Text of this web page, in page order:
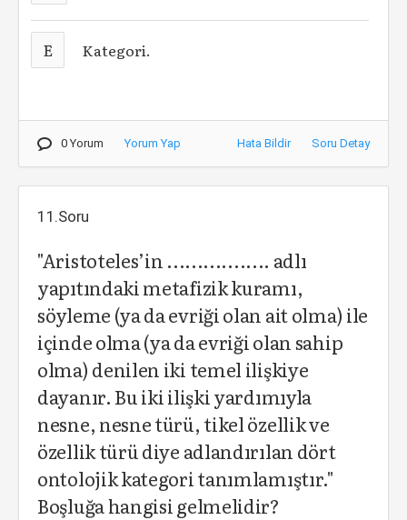
E Kategori.
0 Yorum Yorum Yap Hata Bildir Soru Detay
11.Soru
"Aristoteles’in ................. adlı
yapıtındaki metafizik kuramı,
söyleme (ya da evriği olan ait olma) ile
içinde olma (ya da evriği olan sahip
olma) denilen iki temel ilişkiye
dayanır. Bu iki ilişki yardımıyla
nesne, nesne türü, tikel özellik ve
özellik türü diye adlandırılan dört
ontolojik kategori tanımlamıştır."
Boşluğa hangisi gelmelidir?